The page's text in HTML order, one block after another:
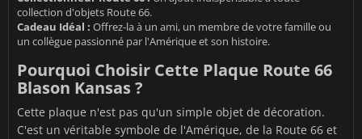
collection d'objets Route 66.
Cadeau Idéal : Offrez-la à un ami, un membre de votre famille ou
un collègue passionné par l'Amérique et son histoire.
Pourquoi Choisir Cette Plaque Route 66
Blason Kansas ?
Cette plaque n'est pas qu'un simple objet de décoration.
C'est un véritable symbole de l'Amérique, de la Route 66 et